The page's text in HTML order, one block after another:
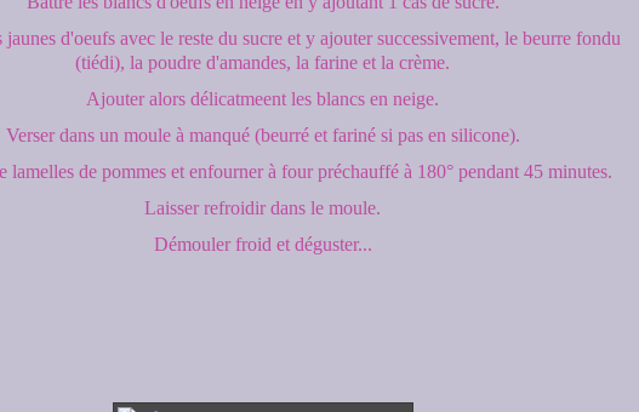
jaunes d'oeufs avec le reste du sucre et y ajouter successivement, le beurre fondu
(tiédi), la poudre d'amandes, la farine et la crème.
Ajouter alors délicatmeent les blancs en neige.
Verser dans un moule à manqué (beurré et fariné si pas en silicone).
lamelles de pommes et enfourner à four préchauffé à 180° pendant 45 minutes.
Laisser refroidir dans le moule.
Démouler froid et déguster...